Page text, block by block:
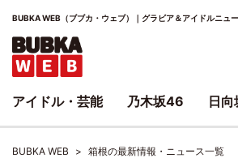
BUBKA WEB（ブブカ・ウェブ）｜グラビア＆アイドルニュ
BUBKA WEB 箱根の最新情報・ニュース一覧
アイドル・芸能 乃木坂46 日